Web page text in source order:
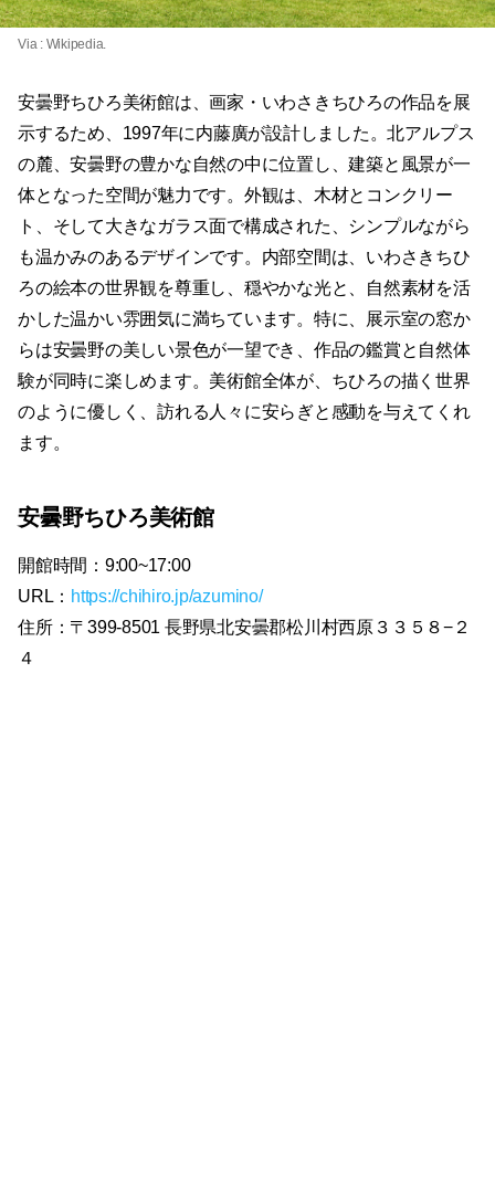
Via : Wikipedia.
安曇野ちひろ美術館は、画家・いわさきちひろの作品を展
示するため、1997年に内藤廣が設計しました。北アルプス
の麓、安曇野の豊かな自然の中に位置し、建築と風景が一
体となった空間が魅力です。外観は、木材とコンクリー
ト、そして大きなガラス面で構成された、シンプルながら
も温かみのあるデザインです。内部空間は、いわさきちひ
ろの絵本の世界観を尊重し、穏やかな光と、自然素材を活
かした温かい雰囲気に満ちています。特に、展示室の窓か
らは安曇野の美しい景色が一望でき、作品の鑑賞と自然体
験が同時に楽しめます。美術館全体が、ちひろの描く世界
のように優しく、訪れる人々に安らぎと感動を与えてくれ
ます。
安曇野ちひろ美術館
開館時間：9:00~17:00
URL： https://chihiro.jp/azumino/
住所：〒399-8501 長野県北安曇郡松川村西原３３５８−２
４